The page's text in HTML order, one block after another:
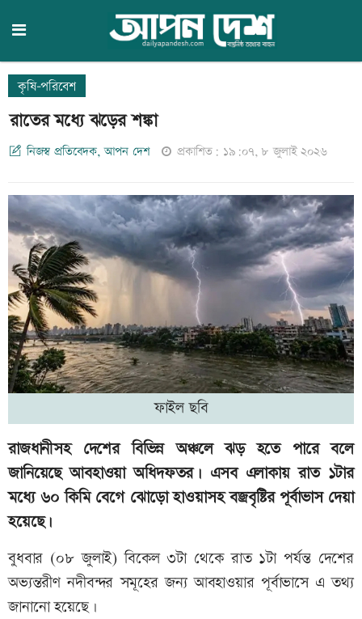
কৃষি-পরিবেশ
রাতের মধ্যে ঝড়ের শঙ্কা
নিজস্ব প্রতিবেদক, আপন দেশ প্রকাশিত: ১৯:০৭, ৮ জুলাই ২০২৬
ফাইল ছবি
রাজধানীসহ দেশের বিভিন্ন অঞ্চলে ঝড় হতে পারে বলে
জানিয়েছে আবহাওয়া অধিদফতর। এসব এলাকায় রাত ১টার
মধ্যে ৬০ কিমি বেগে ঝোড়ো হাওয়াসহ বজ্রবৃষ্টির পূর্বাভাস দেয়া
হয়েছে।
বুধবার (০৮ জুলাই) বিকেল ৩টা থেকে রাত ১টা পর্যন্ত দেশের
অভ্যন্তরীণ নদীবন্দর সমূহের জন্য আবহাওয়ার পূর্বাভাসে এ তথ্য
জানানো হয়েছে।